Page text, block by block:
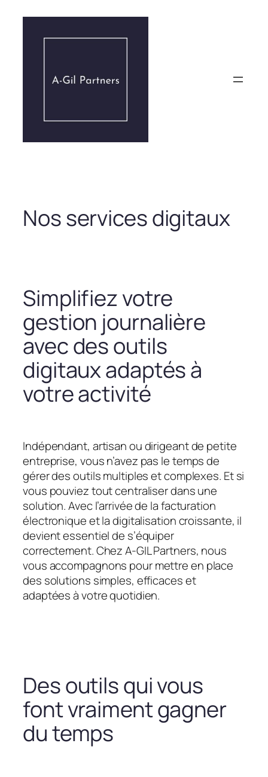
contenu
Nos services digitaux
Simplifiez votre
gestion journalière
avec des outils
digitaux adaptés à
votre activité
Indépendant, artisan ou dirigeant de petite
entreprise, vous n’avez pas le temps de
gérer des outils multiples et complexes. Et si
vous pouviez tout centraliser dans une
solution. Avec l’arrivée de la facturation
électronique et la digitalisation croissante, il
devient essentiel de s’équiper
correctement. Chez A-GIL Partners, nous
vous accompagnons pour mettre en place
des solutions simples, efficaces et
adaptées à votre quotidien.
Des outils qui vous
font vraiment gagner
du temps